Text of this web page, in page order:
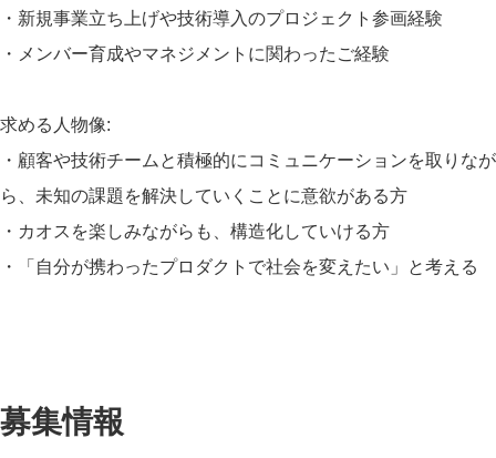
・新規事業立ち上げや技術導入のプロジェクト参画経験
・メンバー育成やマネジメントに関わったご経験
求める人物像:
・顧客や技術チームと積極的にコミュニケーションを取りなが
ら、未知の課題を解決していくことに意欲がある方
・カオスを楽しみながらも、構造化していける方
・「自分が携わったプロダクトで社会を変えたい」と考える
募集情報